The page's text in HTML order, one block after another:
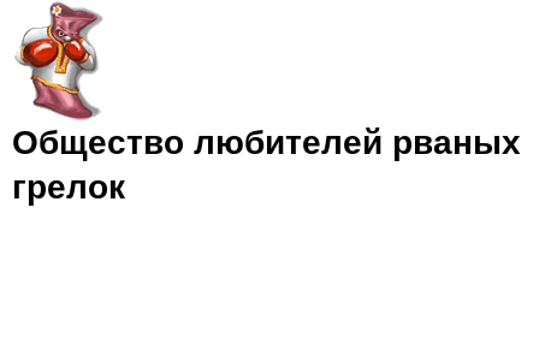
Общество любителей рваных
грелок